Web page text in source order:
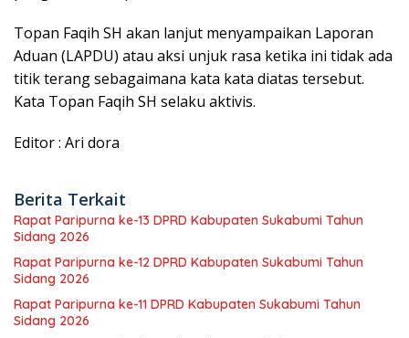
Topan Faqih SH akan lanjut menyampaikan Laporan
Aduan (LAPDU) atau aksi unjuk rasa ketika ini tidak ada
titik terang sebagaimana kata kata diatas tersebut.
Kata Topan Faqih SH selaku aktivis.
Editor : Ari dora
Berita Terkait
Rapat Paripurna ke-13 DPRD Kabupaten Sukabumi Tahun
Sidang 2026
Rapat Paripurna ke-12 DPRD Kabupaten Sukabumi Tahun
Sidang 2026
Rapat Paripurna ke-11 DPRD Kabupaten Sukabumi Tahun
Sidang 2026